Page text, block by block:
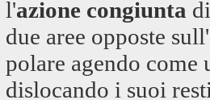
l'azione congiunta
due aree opposte
polare agendo come
dislocando i suoi